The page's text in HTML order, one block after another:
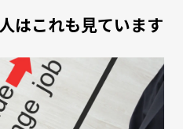
はこれも見ています